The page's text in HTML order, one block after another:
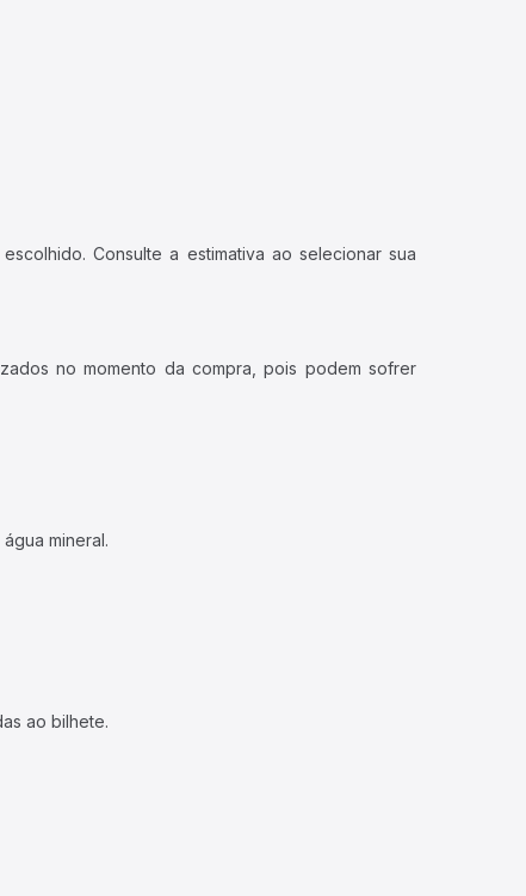
Consulte a estimativa ao selecionar sua
no momento da compra, pois podem sofrer
mineral.
ao bilhete.